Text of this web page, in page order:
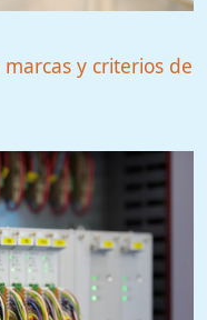
y criterios de